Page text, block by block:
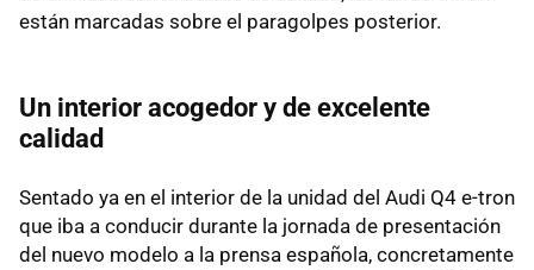
están marcadas sobre el paragolpes posterior.
Un interior acogedor y de excelente
calidad
Sentado ya en el interior de la unidad del Audi Q4 e-tron
que iba a conducir durante la jornada de presentación
del nuevo modelo a la prensa española, concretamente